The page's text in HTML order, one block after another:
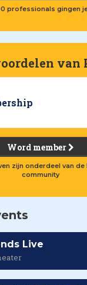
professionals gingen
van
Word member
zijn onderdeel van de
community
Live